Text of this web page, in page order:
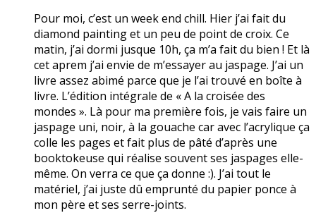
Pour moi, c’est un week end chill. Hier j’ai fait du
diamond painting et un peu de point de croix. Ce
matin, j’ai dormi jusque 10h, ça m’a fait du bien ! Et là
cet aprem j’ai envie de m’essayer au jaspage. J’ai un
livre assez abimé parce que je l’ai trouvé en boîte à
livre. L’édition intégrale de « A la croisée des
mondes ». Là pour ma première fois, je vais faire un
jaspage uni, noir, à la gouache car avec l’acrylique ça
colle les pages et fait plus de pâté d’après une
booktokeuse qui réalise souvent ses jaspages elle-
même. On verra ce que ça donne :). J’ai tout le
matériel, j’ai juste dû emprunté du papier ponce à
mon père et ses serre-joints.